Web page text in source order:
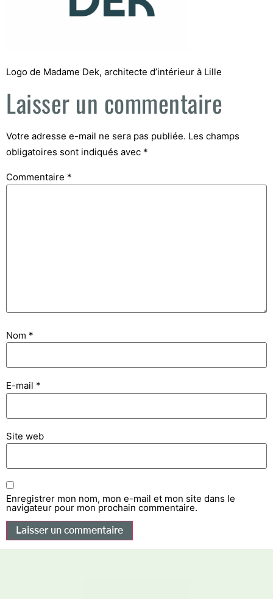
Logo de Madame Dek, architecte d’intérieur à Lille
Laisser un commentaire
Votre adresse e-mail ne sera pas publiée. Les champs
obligatoires sont indiqués avec *
Commentaire *
Nom *
E-mail *
Site web
Enregistrer mon nom, mon e-mail et mon site dans le
navigateur pour mon prochain commentaire.